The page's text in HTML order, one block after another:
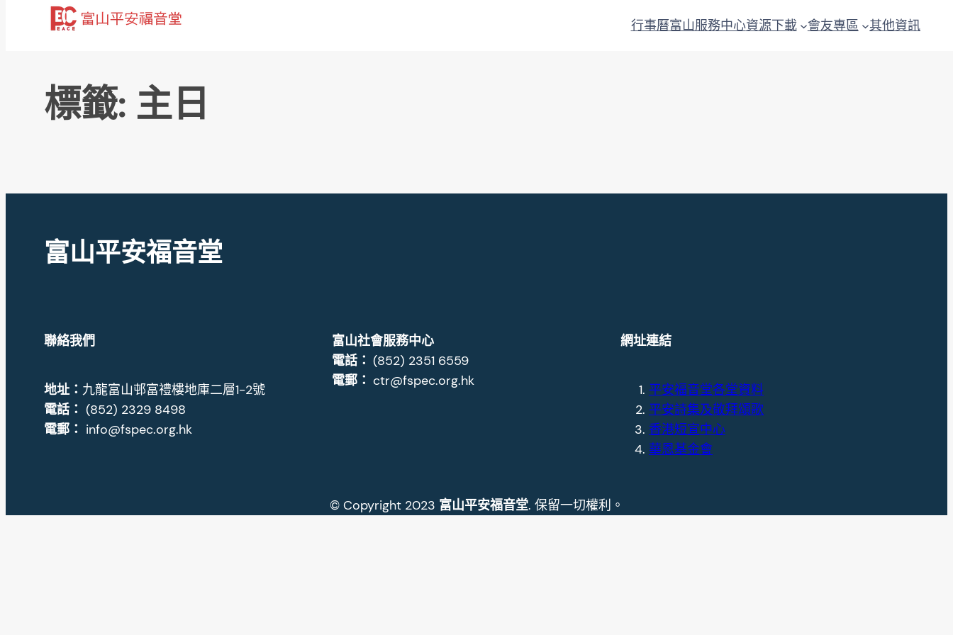
行事曆富山服務中心資源下載 會友專區 其他資訊
標籤: 主日
富山平安福音堂
聯絡我們
地址： 九龍富山邨富禮樓地庫二層1-2號
電話： (852) 2329 8498
電郵： info@fspec.org.hk
富山社會服務中心
電話：(852) 2351 6559
電郵：ctr@fspec.org.hk
網址連結
平安福音堂各堂資料
平安詩集及敬拜頌歌
香港短宣中心
華恩基金會
© Copyright 2023 富山平安福音堂. 保留一切權利。